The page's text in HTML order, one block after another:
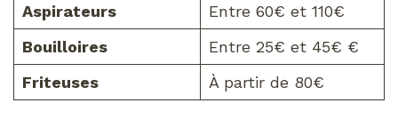
Aspirateurs
Entre 60€ et 110€
Bouilloires
Entre 25€ et 45€ €
Friteuses
À partir de 80€